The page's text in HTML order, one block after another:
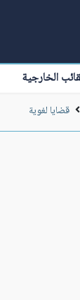
الخارجية
قضايا لغوية